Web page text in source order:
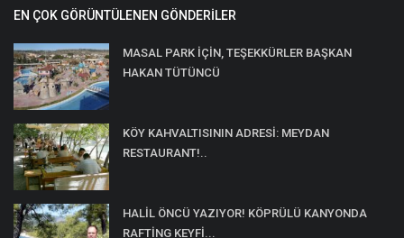
EN ÇOK GÖRÜNTÜLENEN GÖNDERILER
MASAL PARK İÇİN, TEŞEKKÜRLER BAŞKAN
HAKAN TÜTÜNCÜ
KÖY KAHVALTISININ ADRESİ: MEYDAN
RESTAURANT!..
HALİL ÖNCÜ YAZIYOR! KÖPRÜLÜ KANYONDA
RAFTİNG KEYFİ...